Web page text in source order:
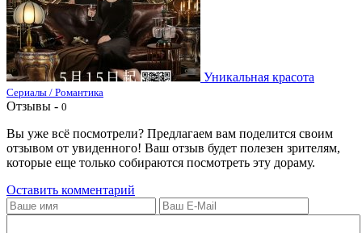
Уникальная красота
Сериалы / Романтика
Отзывы - 0
Вы уже всё посмотрели? Предлагаем вам поделится своим
отзывом от увиденного! Ваш отзыв будет полезен зрителям,
которые еще только собираются посмотреть эту дораму.
Оставить комментарий